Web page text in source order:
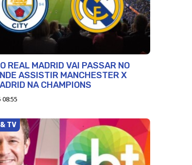
REAL MADRID VAI PASSAR NO
ASSISTIR MANCHESTER X
NA CHAMPIONS
08:55
TV